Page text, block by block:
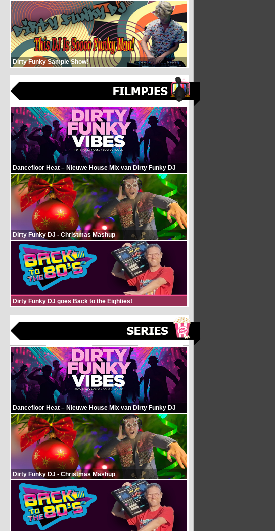
Dirty Funky Sample Show!
Dancefloor Heat – Nieuwe House Mix van Dirty Funky DJ
Dirty Funky DJ - Christmas Mashup
Dirty Funky DJ goes Back to the Eighties!
Dancefloor Heat – Nieuwe House Mix van Dirty Funky DJ
Dirty Funky DJ - Christmas Mashup